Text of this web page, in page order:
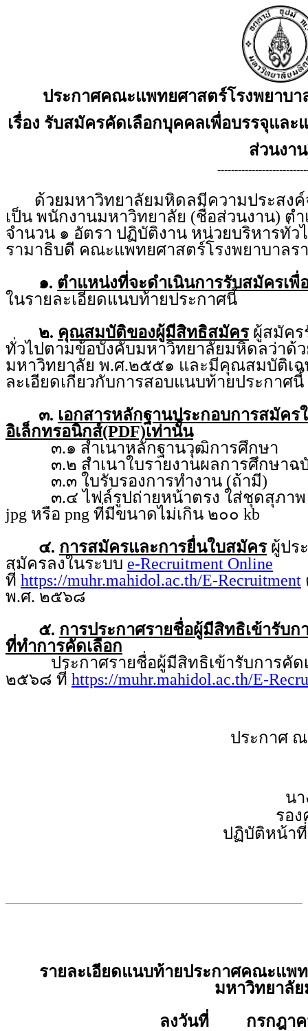
ประกาศคณะแพทยศาสตร์โรงพยาบ
เรื่อง รับสมัครคัดเลือกบุคคลเพื่อบรรจุแล
ส่วนงา
ด้วยมหาวิทยาลัยมหิดลมีความประสงค์
เป็น พนักงานมหาวิทยาลัย (ชื่อส่วนงาน) ต
จำนวน ๑ อัตรา ปฏิบัติงาน หน่วยบริหารทั่ว
รามาธิบดี คณะแพทยศาสตร์โรงพยาบาลร
๑. ตำแหน่งที่จะดำเนินการรับสมัครเพื่
ในรายละเอียดแนบท้ายประกาศนี้
๒. คุณสมบัติของผู้มีสิทธิสมัครผู้สมัคร
ทั่วไปตามข้อบังคับมหาวิทยาลัยมหิดลว่าด้
มหาวิทยาลัย พ.ศ.๒๕๕๑ และมีคุณสมบัติเฉ
ละเอียดเกี่ยวกับการสอบแนบท้ายประกาศนี้
๓. เอกสารหลักฐานประกอบการสมัค
อิเล็กทรอนิกส์(PDF)เท่านั้น
๓.๑ สำเนาหลักฐานวุฒิการศึกษา
๓.๒ สำเนาใบรายงานผลการศึกษาฉ
๓.๓ ใบรับรองการทำงาน (ถ้ามี)
๓.๔ ไฟล์รูปถ่ายหน้าตรง ใส่ชุดสุภาพ ถ่
jpg หรือ png ที่มีขนาดไม่เกิน ๒๐๐ kb
๔. การสมัครและการยื่นใบสมัครผู้ปร
สมัครลงในระบบ e-Recruitment Online
ที่ https://muhr.mahidol.ac.th/E-Recruitment
พ.ศ. ๒๕๖๘
๕. การประกาศรายชื่อผู้มีสิทธิเข้ารับก
ที่ทำการคัดเลือก
ประกาศรายชื่อผู้มีสิทธิเข้ารับการคัดเ
๒๕๖๘ ที่ https://muhr.mahidol.ac.th/E-
ประกาศ
น
รอ
ปฏิบัติหน้า
รายละเอียดแนบท้ายประกาศคณะแพ
มหาวิทยาลั
ลงวันที่ กรกฎาค